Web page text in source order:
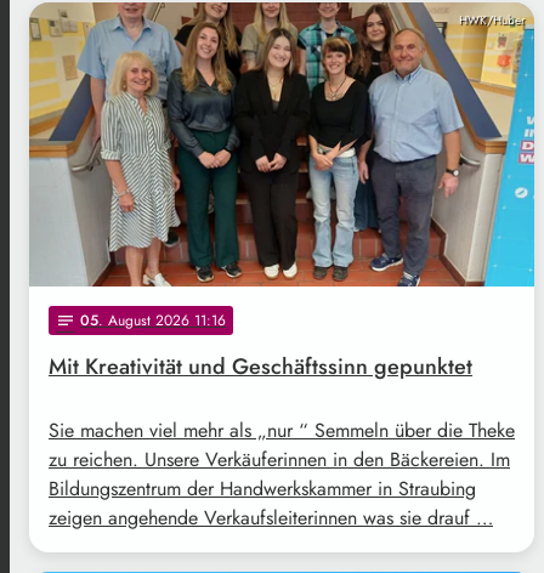
HWK/Huber
notes 05. August 2026 11:16
Mit Kreativität und Geschäftssinn gepunktet
Sie machen viel mehr als „nur “ Semmeln über die Theke
zu reichen. Unsere Verkäuferinnen in den Bäckereien. Im
Bildungszentrum der Handwerkskammer in Straubing
zeigen angehende Verkaufsleiterinnen was sie drauf …